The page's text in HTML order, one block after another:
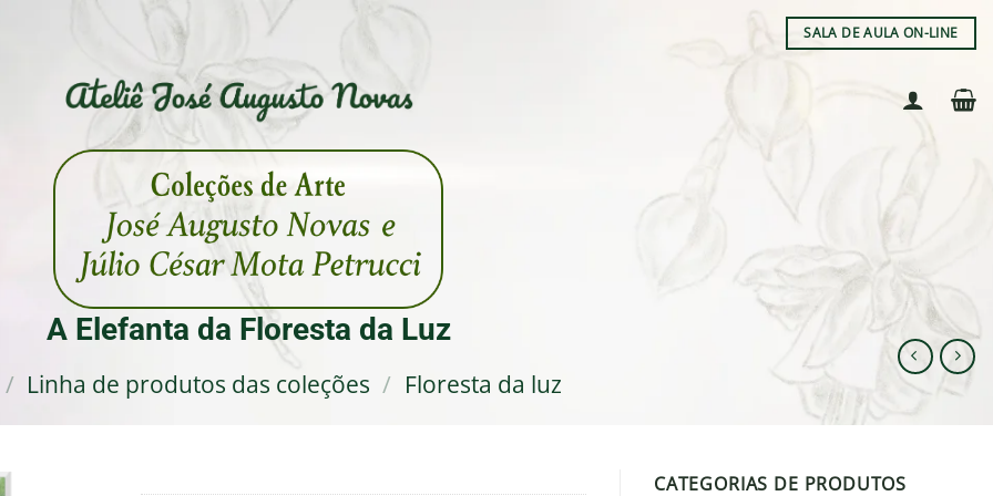
SALA DE AULA ON-LINE
A Elefanta da Floresta da Luz
/ Linha de produtos das coleções / Floresta da luz
CATEGORIAS DE PRODUTOS